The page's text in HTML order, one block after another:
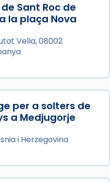
i
de sant Cugat, a
sorgeix la tradició
a Júlia”) i
a Semprònia =
I l’any 1667, el
afirma en una obra
de l’antiga Iluro.
les relíq
Sant Roc de
la plaça Nova
Vella, 08002
per a solters de
a Medjugorje
i Herzegovina